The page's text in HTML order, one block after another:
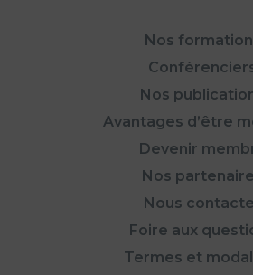
Nos
Nos
Avantages d’être
Devenir
Nos
Nous
Foire aux
Termes et